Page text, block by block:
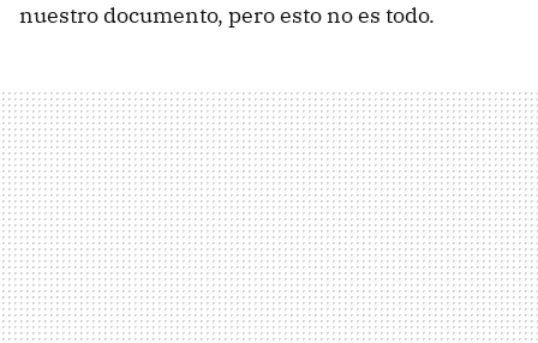
nuestro documento, pero esto no es todo.